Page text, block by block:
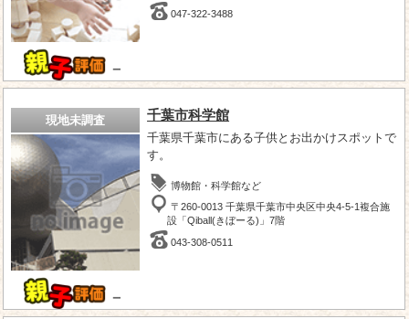
－
047-322-3488
現地未調査
－
千葉市科学館
千葉県千葉市にある子供とお出かけスポットで
す。
博物館・科学館など
〒260-0013 千葉県千葉市中央区中央4-5-1複合施
設「Qiball(きぼーる)」7階
043-308-0511